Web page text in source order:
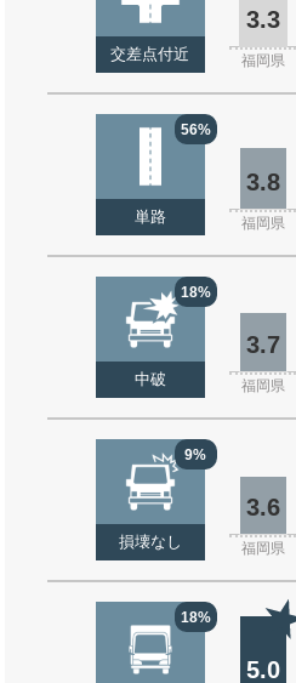
交差点付近
3.3
福岡県
56%
単路
3.8
福岡県
18%
中破
3.7
福岡県
9%
損壊なし
3.6
福岡県
18%
5.0